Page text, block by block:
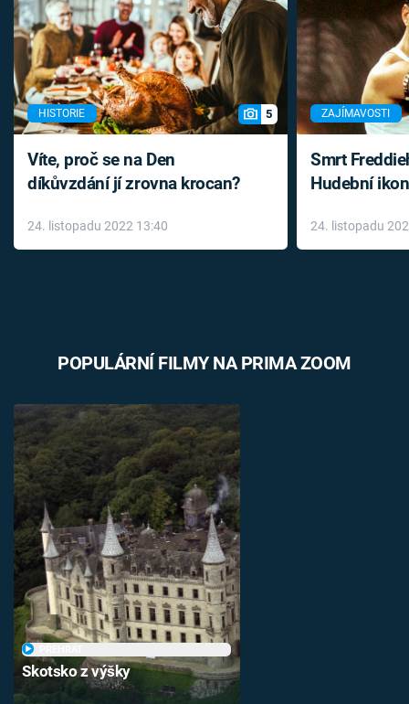
HISTORIE 5
Víte, proč se na Den
díkůvzdání jí zrovna krocan?
24. listopadu 2022 13:40
ZAJÍMAVOSTI
Smrt
Hudební
léky
24. listopadu
POPULÁRNÍ FILMY NA PRIMA ZOOM
Skotsko z výšky